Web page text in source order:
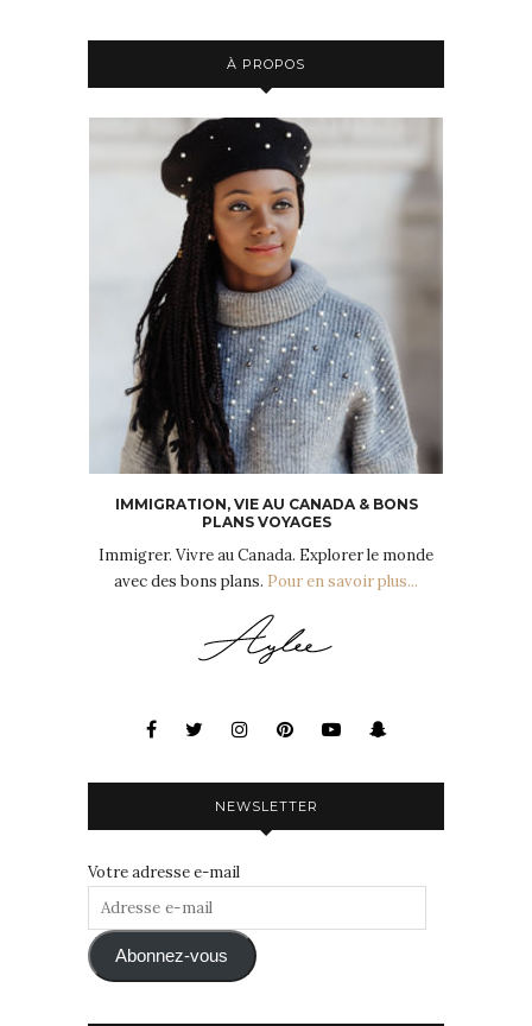
À PROPOS
IMMIGRATION, VIE AU CANADA & BONS
PLANS VOYAGES
Immigrer. Vivre au Canada. Explorer le monde
avec des bons plans. Pour en savoir plus...
NEWSLETTER
Votre adresse e-mail
Adresse
mail Abonnez-vous